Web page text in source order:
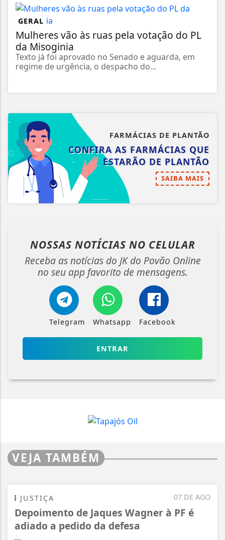
GERAL
Mulheres vão às ruas pela votação do PL
da Misoginia
Texto já foi aprovado no Senado e aguarda, em
regime de urgência, o despacho do...
FARMÁCIAS DE PLANTÃO
CONFIRA AS FARMÁCIAS QUE
ESTARÃO DE PLANTÃO
SAIBA MAIS
NOSSAS NOTÍCIAS NO CELULAR
Receba as notícias do JK do Povão Online
no seu app favorito de mensagens.
Telegram Whatsapp Facebook
ENTRAR
VEJA TAMBÉM
07 DE AGO
JUSTIÇA
Depoimento de Jaques Wagner à PF é
adiado a pedido da defesa